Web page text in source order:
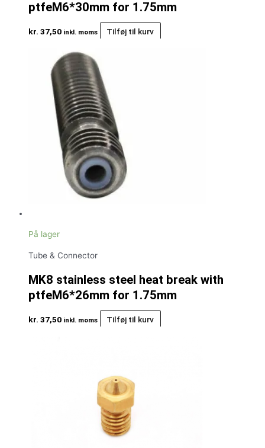
ptfeM6*30mm for 1.75mm
kr. 37,50 inkl. moms Tilføj til kurv
På lager
Tube & Connector
MK8 stainless steel heat break with
ptfeM6*26mm for 1.75mm
kr. 37,50 inkl. moms Tilføj til kurv